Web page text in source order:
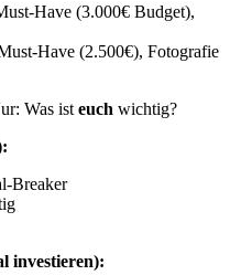
Have (3.000€ Budget),
Have (2.500€), Fotografie
Was ist euch wichtig?
Breaker
investieren):